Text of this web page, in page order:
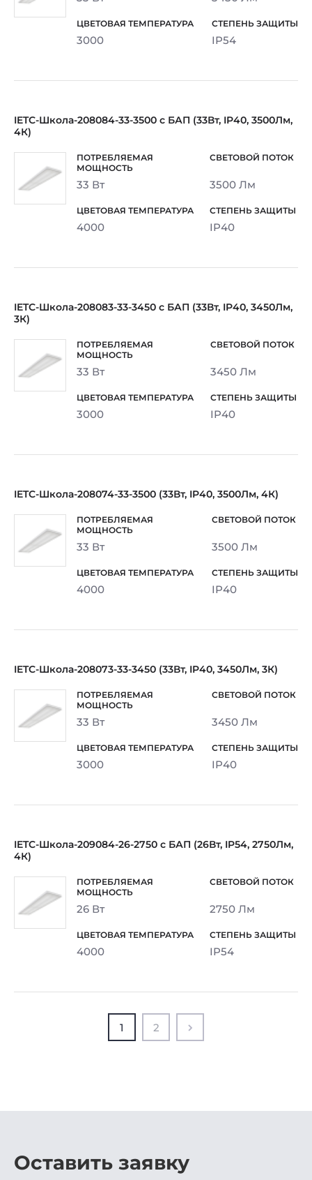
3000 IP54
IETC-Школа-208084-33-3500 c БАП (33Вт, IP40, 3500Лм,
4К)
33 Вт 3500 Лм
4000 IP40
IETC-Школа-208083-33-3450 c БАП (33Вт, IP40, 3450Лм,
3К)
33 Вт 3450 Лм
3000 IP40
IETC-Школа-208074-33-3500 (33Вт, IP40, 3500Лм, 4К)
33 Вт 3500 Лм
4000 IP40
IETC-Школа-208073-33-3450 (33Вт, IP40, 3450Лм, 3К)
33 Вт 3450 Лм
3000 IP40
IETC-Школа-209084-26-2750 с БАП (26Вт, IP54, 2750Лм,
4К)
26 Вт 2750 Лм
4000 IP54
1 2
Оставить заявку